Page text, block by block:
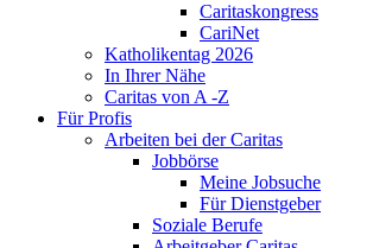
Caritaskongress
CariNet
Katholikentag 2026
In Ihrer Nähe
Caritas von A -Z
Für Profis
Arbeiten bei der Caritas
Jobbörse
Meine Jobsuche
Für Dienstgeber
Soziale Berufe